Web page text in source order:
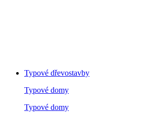
Typové dřevostavby
Typové domy
Typové domy